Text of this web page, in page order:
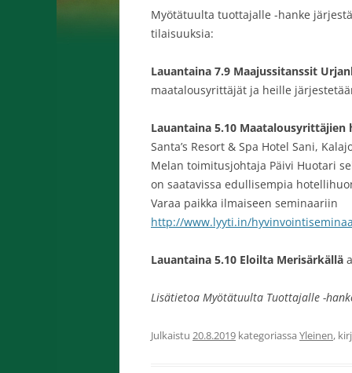
Myötätuulta tuottajalle -hanke
tilaisuuksia:
Lauantaina 7.9 Maajussitanssit
maatalousyrittäjät ja heille
Lauantaina 5.10
Santa’s Resort & Spa Hotel Sani,
Melan toimitusjohtaja Päivi Huotari
on saatavissa edullisempia
Varaa paikka ilmaiseen seminaariin
http://www.lyyti.in/
Lauantaina 5.10 Eloilta Merisärkällä
Lisätietoa Myötätuulta Tuottajalle -
Julkaistu 20.8.2019 kategoriassa Yleinen,